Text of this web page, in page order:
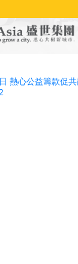
熱心公益籌款促